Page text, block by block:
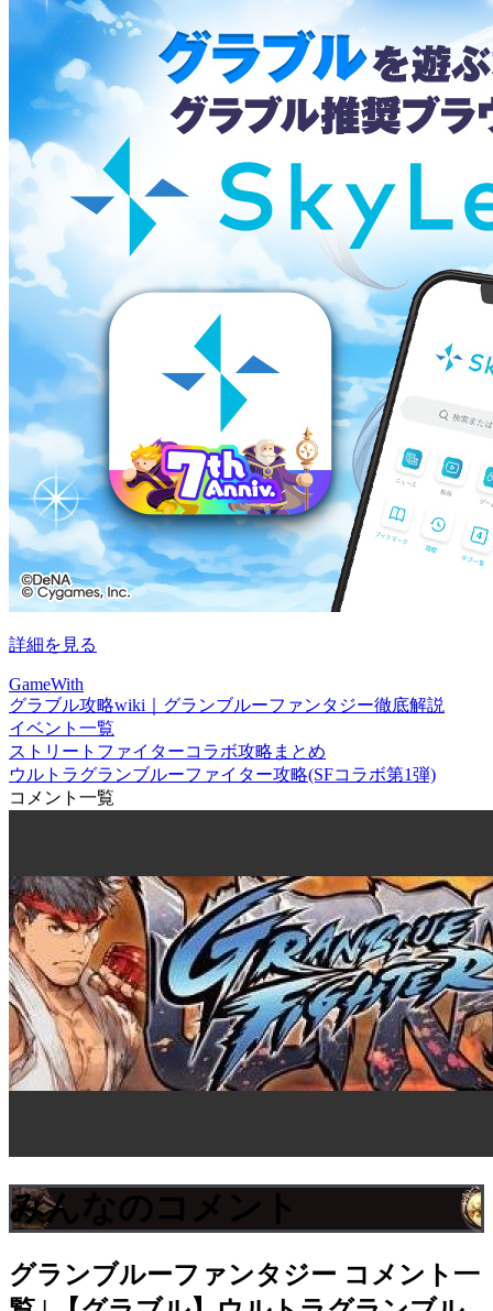
詳細を見る
GameWith
グラブル攻略wiki｜グランブルーファンタジー徹底解説
イベント一覧
ストリートファイターコラボ攻略まとめ
ウルトラグランブルーファイター攻略(SFコラボ第1弾)
コメント一覧
みんなのコメント
グランブルーファンタジー コメント一